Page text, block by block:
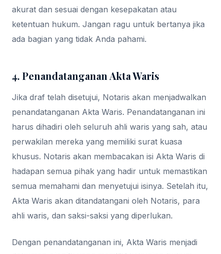
akurat dan sesuai dengan kesepakatan atau
ketentuan hukum. Jangan ragu untuk bertanya jika
ada bagian yang tidak Anda pahami.
4. Penandatanganan Akta Waris
Jika draf telah disetujui, Notaris akan menjadwalkan
penandatanganan Akta Waris. Penandatanganan ini
harus dihadiri oleh seluruh ahli waris yang sah, atau
perwakilan mereka yang memiliki surat kuasa
khusus. Notaris akan membacakan isi Akta Waris di
hadapan semua pihak yang hadir untuk memastikan
semua memahami dan menyetujui isinya. Setelah itu,
Akta Waris akan ditandatangani oleh Notaris, para
ahli waris, dan saksi-saksi yang diperlukan.
Dengan penandatanganan ini, Akta Waris menjadi